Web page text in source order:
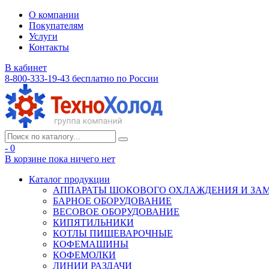
О компании
Покупателям
Услуги
Контакты
В кабинет
8-800-333-19-43 бесплатно по России
- 0
В корзине пока ничего нет
Каталог продукции
АППАРАТЫ ШОКОВОГО ОХЛАЖДЕНИЯ И
БАРНОЕ ОБОРУДОВАНИЕ
ВЕСОВОЕ ОБОРУДОВАНИЕ
КИПЯТИЛЬНИКИ
КОТЛЫ ПИЩЕВАРОЧНЫЕ
КОФЕМАШИНЫ
КОФЕМОЛКИ
ЛИНИИ РАЗДАЧИ